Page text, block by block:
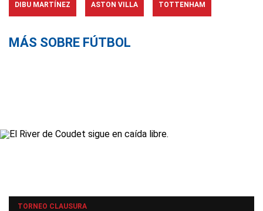
DIBU MARTÍNEZ ASTON VILLA TOTTENHAM
MÁS SOBRE FÚTBOL
TORNEO CLAUSURA